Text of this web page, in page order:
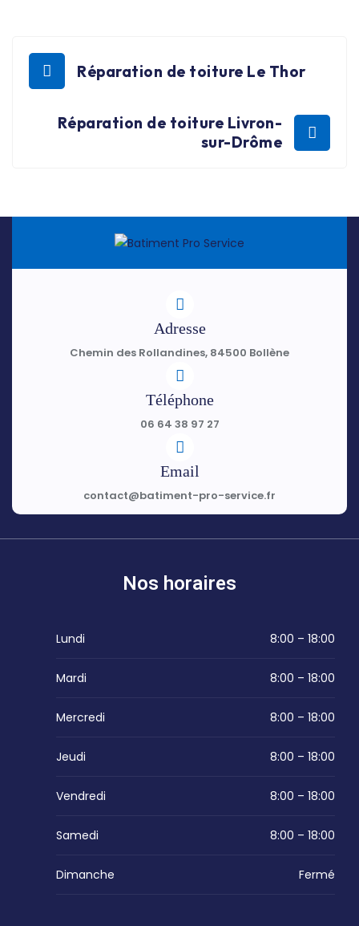
Réparation de toiture Le Thor
Réparation de toiture Livron-
sur-Drôme
Adresse
Chemin des Rollandines, 84500 Bollène
Téléphone
06 64 38 97 27
Email
contact@batiment-pro-service.fr
Nos horaires
Lundi 8:00 – 18:00
Mardi 8:00 – 18:00
Mercredi 8:00 – 18:00
Jeudi 8:00 – 18:00
Vendredi 8:00 – 18:00
Samedi 8:00 – 18:00
Dimanche Fermé